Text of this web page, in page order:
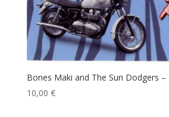
Bones Maki and The Sun Dodgers –
10,00 €